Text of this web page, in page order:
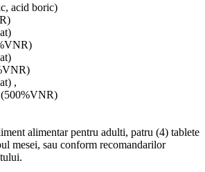
acid boric)
,
alimentar pentru adulti, patru (4) tablete
mesei, sau conform recomandarilor